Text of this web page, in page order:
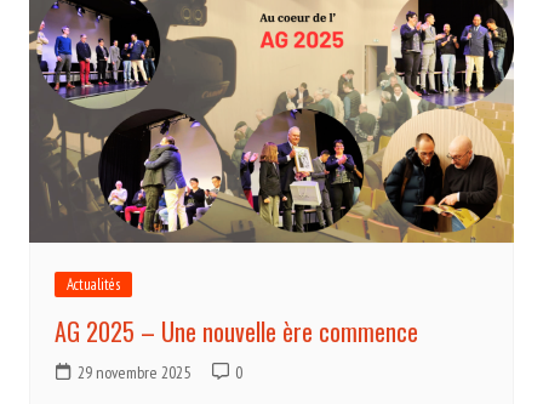
Actualités
AG 2025 – Une nouvelle ère commence
29 novembre 2025 0